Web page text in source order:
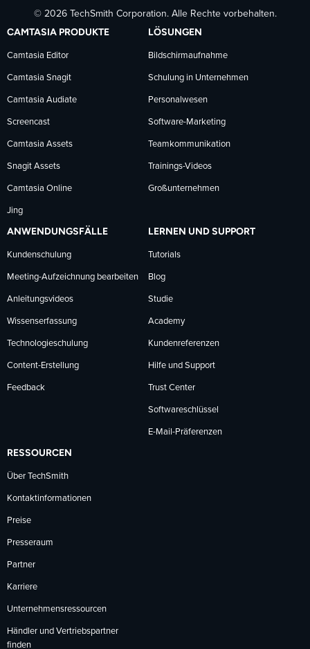
auf
Facebook
folgen
auf
LinkedIn
folgen
auf
YouTube
folgen
© 2026 TechSmith Corporation. Alle Rechte vorbehalten.
CAMTASIA PRODUKTE
Camtasia Editor
Camtasia Snagit
Camtasia Audiate
Screencast
Camtasia Assets
Snagit Assets
Camtasia Online
Jing
LÖSUNGEN
Bildschirmaufnahme
Schulung in Unternehmen
Personalwesen
Software-Marketing
Teamkommunikation
Trainings-Videos
Großunternehmen
ANWENDUNGSFÄLLE
Kundenschulung
Meeting-Aufzeichnung bearbeiten
Anleitungsvideos
Wissenserfassung
Technologieschulung
Content-Erstellung
Feedback
LERNEN UND SUPPORT
Tutorials
Blog
Studie
Academy
Kundenreferenzen
Hilfe und Support
Trust Center
Softwareschlüssel
E-Mail-Präferenzen
RESSOURCEN
Über TechSmith
Kontaktinformationen
Preise
Presseraum
Partner
Karriere
Unternehmensressourcen
Händler und Vertriebspartner
finden